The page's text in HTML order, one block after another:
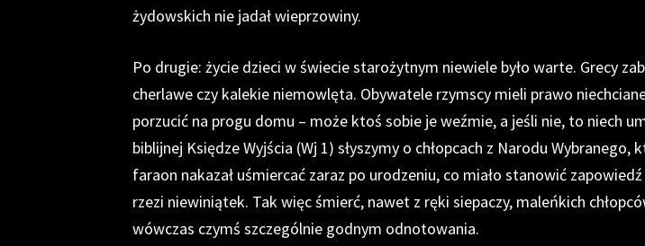
żydowskich nie jadał wieprzowiny.
Po drugie: życie dzieci w świecie starożytnym niewiele było warte. Grecy
cherlawe czy kalekie niemowlęta. Obywatele rzymscy mieli prawo
porzucić na progu domu – może ktoś sobie je weźmie, a jeśli nie, to niech
biblijnej Księdze Wyjścia (Wj 1) słyszymy o chłopcach z Narodu Wybranego,
faraon nakazał uśmiercać zaraz po urodzeniu, co miało stanowić zapowiedź
rzezi niewiniątek. Tak więc śmierć, nawet z ręki siepaczy, maleńkich
wówczas czymś szczególnie godnym odnotowania.